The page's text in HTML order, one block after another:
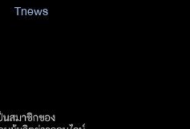
Tnews